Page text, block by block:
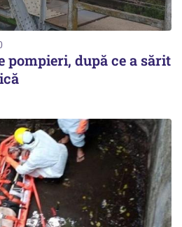
pompieri, după ce a sărit